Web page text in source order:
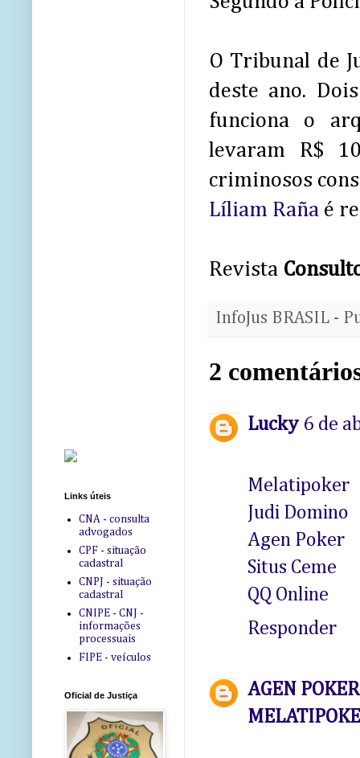
O Tribunal de
deste ano.
funciona o
levaram R$
criminosos
Líliam Raña é
Revista
InfoJus BRASIL -
2
Lucky 6 de
Melatipoker
Judi Domino
Agen Poker
Situs Ceme
QQ Online
Responder
AGEN
Links úteis
CNA - consulta
advogados
CPF - situação
cadastral
CNPJ - situação
cadastral
CNIPE - CNJ -
informações
processuais
FIPE - veículos
Oficial de Justiça